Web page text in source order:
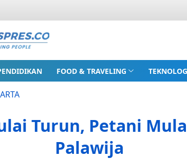
FOOD & TRAVELING
Turun, Petani
Palawija